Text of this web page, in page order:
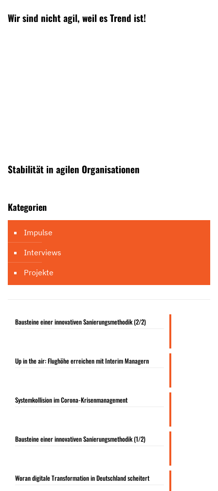
Wir sind nicht agil, weil es Trend ist!
Stabilität in agilen Organisationen
Kategorien
Impulse
Interviews
Projekte
Bausteine einer innovativen Sanierungsmethodik (2/2)
Up in the air: Flughöhe erreichen mit Interim Managern
Systemkollision im Corona-Krisenmanagement
Bausteine einer innovativen Sanierungsmethodik (1/2)
Woran digitale Transformation in Deutschland scheitert